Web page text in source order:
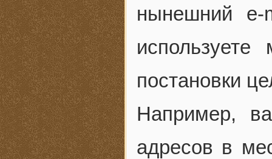
нынешний
постановки
Например,
адресов в